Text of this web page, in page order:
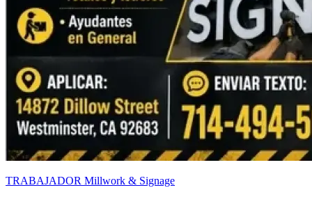
TRABAJADOR Millwork & Signage